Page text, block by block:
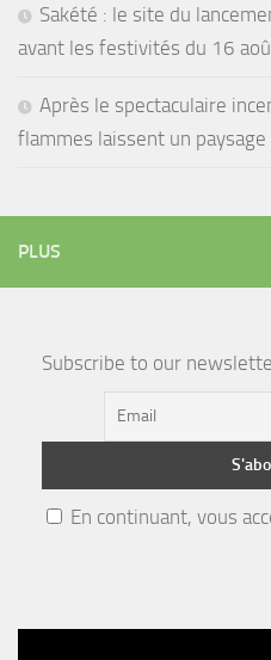
Sakété : le site du
avant les festivités du 16
Après le spectaculaire
flammes laissent un
PLUS
Subscribe to our
En continuant, vous